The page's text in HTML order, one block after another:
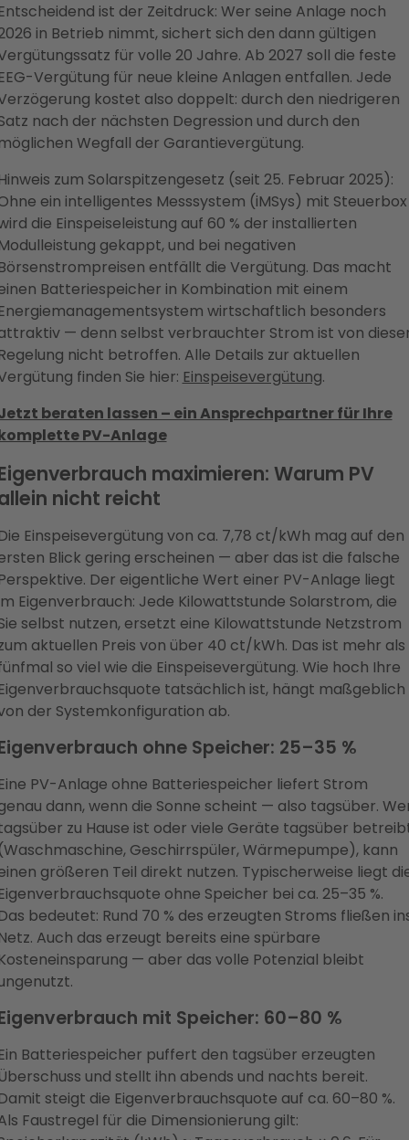
ist der Zeitdruck: Wer seine Anlage noch
in Betrieb nimmt, sichert sich den dann gültigen
für volle 20 Jahre. Ab 2027 soll die feste
Vergütung für neue kleine Anlagen entfallen. Jede
kostet also doppelt: durch den niedrigeren
nach der nächsten Degression und durch den
Wegfall der Garantievergütung.
zum Solarspitzengesetz (seit 25. Februar 2025):
ein intelligentes Messsystem (iMSys) mit Steuerbox
die Einspeiseleistung auf 60 % der installierten
gekappt, und bei negativen
entfällt die Vergütung. Das macht
Batteriespeicher in Kombination mit einem
wirtschaftlich besonders
— denn selbst verbrauchter Strom ist von
nicht betroffen. Alle Details zur aktuellen
finden Sie hier: Einspeisevergütung.
beraten lassen – ein Ansprechpartner für Ihre
PV-Anlage
maximieren: Warum PV
nicht reicht
Einspeisevergütung von ca. 7,78 ct/kWh mag auf den
Blick gering erscheinen — aber das ist die falsche
Der eigentliche Wert einer PV-Anlage liegt
Eigenverbrauch: Jede Kilowattstunde Solarstrom, die
selbst nutzen, ersetzt eine Kilowattstunde Netzstrom
aktuellen Preis von über 40 ct/kWh. Das ist mehr als
so viel wie die Einspeisevergütung. Wie hoch Ihre
tatsächlich ist, hängt maßgeblich
der Systemkonfiguration ab.
ohne Speicher: 25–35 %
PV-Anlage ohne Batteriespeicher liefert Strom
dann, wenn die Sonne scheint — also tagsüber.
zu Hause ist oder viele Geräte tagsüber
Geschirrspüler, Wärmepumpe), kann
größeren Teil direkt nutzen. Typischerweise liegt
ohne Speicher bei ca. 25–35 %.
bedeutet: Rund 70 % des erzeugten Stroms fließen
Auch das erzeugt bereits eine spürbare
— aber das volle Potenzial bleibt
mit Speicher: 60–80 %
Batteriespeicher puffert den tagsüber erzeugten
und stellt ihn abends und nachts bereit.
steigt die Eigenverbrauchsquote auf ca. 60–80 %.
Faustregel für die Dimensionierung gilt: